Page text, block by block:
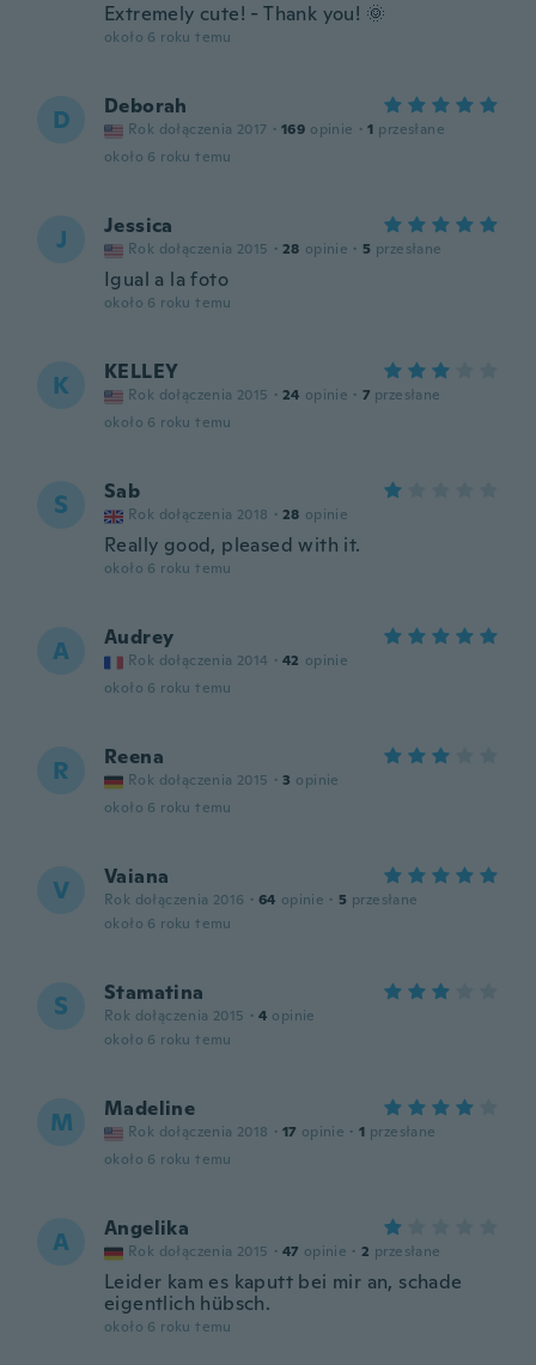
Extremely cute! - Thank you! 🌞
około 6 roku temu
D Deborah
Rok dołączenia 2017 · 169 opinie · 1 przesłane
około 6 roku temu
J Jessica
Rok dołączenia 2015 · 28 opinie · 5 przesłane
Igual a la foto
około 6 roku temu
K KELLEY
Rok dołączenia 2015 · 24 opinie · 7 przesłane
około 6 roku temu
S Sab
Rok dołączenia 2018 · 28 opinie
Really good, pleased with it.
około 6 roku temu
A Audrey
Rok dołączenia 2014 · 42 opinie
około 6 roku temu
R Reena
Rok dołączenia 2015 · 3 opinie
około 6 roku temu
V Vaiana
Rok dołączenia 2016 · 64 opinie · 5 przesłane
około 6 roku temu
S Stamatina
Rok dołączenia 2015 · 4 opinie
około 6 roku temu
M Madeline
Rok dołączenia 2018 · 17 opinie · 1 przesłane
około 6 roku temu
A Angelika
Rok dołączenia 2015 · 47 opinie · 2 przesłane
Leider kam es kaputt bei mir an, schade
eigentlich hübsch.
około 6 roku temu